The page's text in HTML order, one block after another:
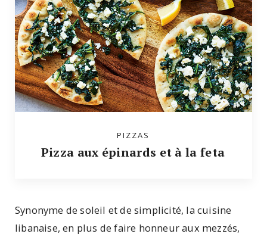
PIZZAS
Pizza aux épinards et à la feta
Synonyme de soleil et de simplicité, la cuisine
libanaise, en plus de faire honneur aux mezzés,